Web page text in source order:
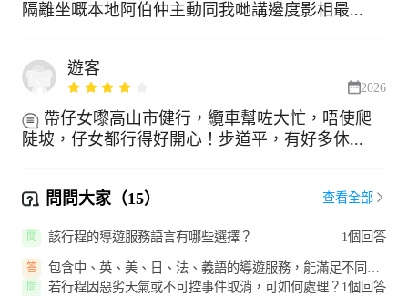
隔離坐嘅本地阿伯仲主動同我哋講邊度影相最...
遊客
2026
帶仔女嚟高山市健行，纜車幫咗大忙，唔使爬
陡坡，仔女都行得好開心！步道平，有好多休...
問問大家（15） 查看全部
問 該行程的導遊服務語言有哪些選擇？ 1個回答
答
包含中、英、美、日、法、義語的導遊服務，能滿足不同語
言需求的參加者。
問 若行程因惡劣天氣或不可控事件取消，可如何處理？ 1個回答